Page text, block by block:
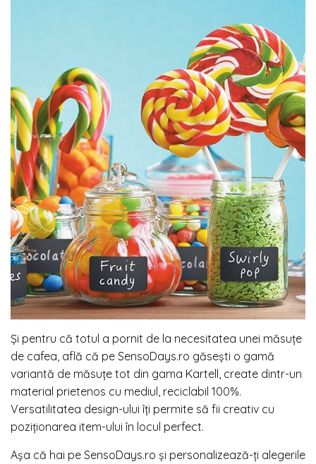
Și pentru că totul a pornit de la necesitatea unei măsuțe
de cafea, află că pe SensoDays.ro găsești o gamă
variantă de măsuțe tot din gama Kartell, create dintr-un
material prietenos cu mediul, reciclabil 100%.
Versatilitatea design-ului îți permite să fii creativ cu
poziționarea item-ului în locul perfect.
Așa că hai pe SensoDays.ro și personalizează-ți alegerile